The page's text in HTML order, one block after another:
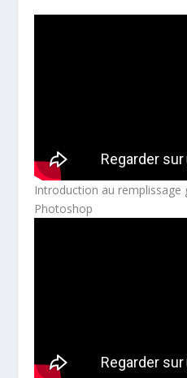
Introduction au
Photoshop